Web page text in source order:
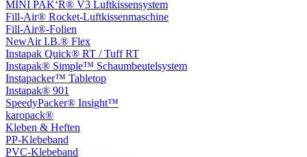
MINI PAK‘R® V3 Luftkissensystem
Fill-Air® Rocket-Luftkissenmaschine
Fill-Air®-Folien
NewAir I.B.® Flex
Instapak Quick® RT / Tuff RT
Instapak® Simple™ Schaumbeutelsystem
Instapacker™ Tabletop
Instapak® 901
SpeedyPacker® Insight™
karopack®
Kleben & Heften
PP-Klebeband
PVC-Klebeband